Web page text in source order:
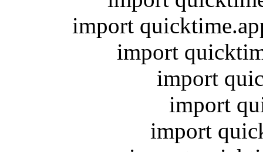
import
import
import
import
import